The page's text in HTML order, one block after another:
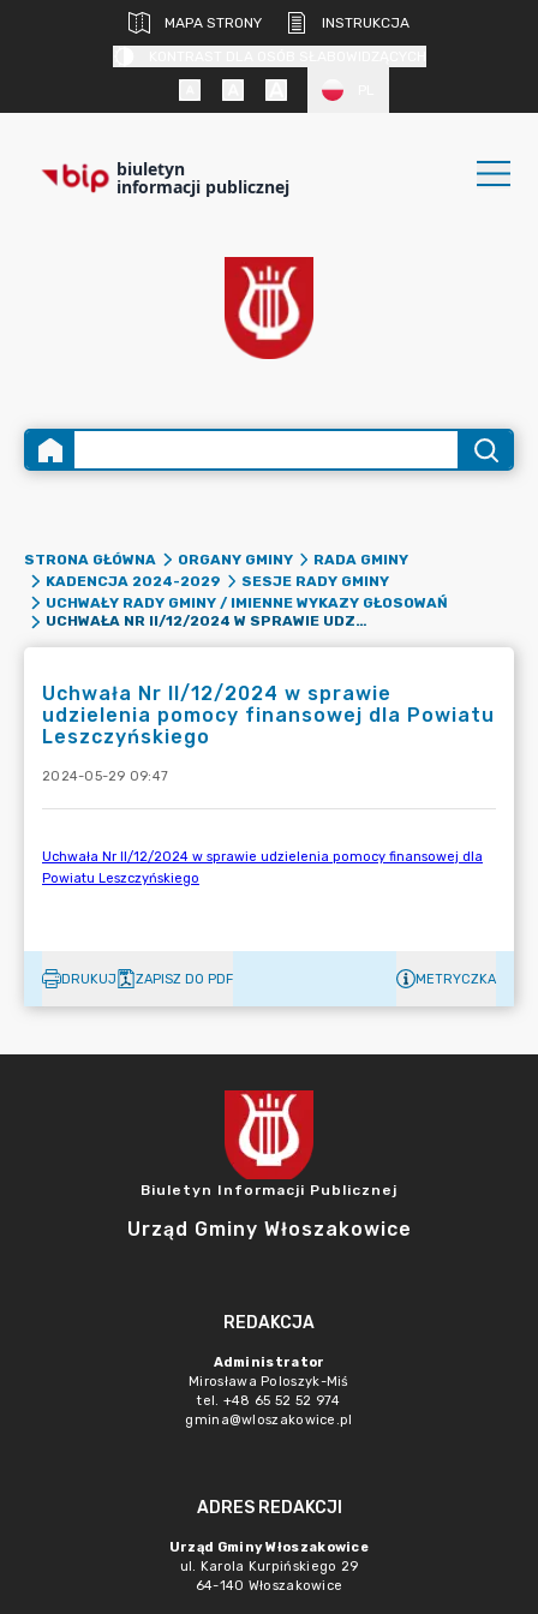
MAPA STRONY
INSTRUKCJA
biuletyn
informacji publicznej
STRONA GŁÓWNA ORGANY GMINY
RADA GMINY
KADENCJA 2024-2029
SESJE RADY GMINY
UCHWAŁY RADY GMINY / IMIENNE WYKAZY GŁOSOWAŃ
UCHWAŁA NR II/12/2024 W SPRAWIE UDZIELENIA POMOCY FINANSOWEJ DLA POWIATU LESZCZYŃSKIEGO
Uchwała Nr II/12/2024 w sprawie
udzielenia pomocy finansowej dla Powiatu
Leszczyńskiego
2024-05-29 09:47
DRUKUJ ZAPISZ DO PDF METRYCZKA
Biuletyn Informacji Publicznej
Urząd Gminy Włoszakowice
REDAKCJA
Administrator
Mirosława Poloszyk-Miś
tel. +48 65 52 52 974
gmina@wloszakowice.pl
ADRES REDAKCJI
Urząd Gminy Włoszakowice
ul. Karola Kurpińskiego 29
64-140 Włoszakowice